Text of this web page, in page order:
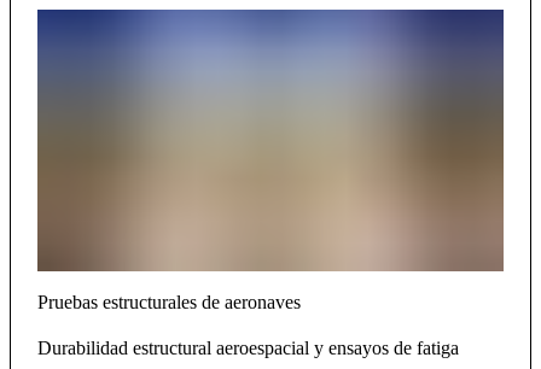
Pruebas estructurales de aeronaves
Durabilidad estructural aeroespacial y ensayos de fatiga